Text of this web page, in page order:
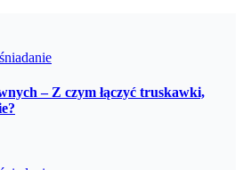
– Z czym łączyć truskawki,